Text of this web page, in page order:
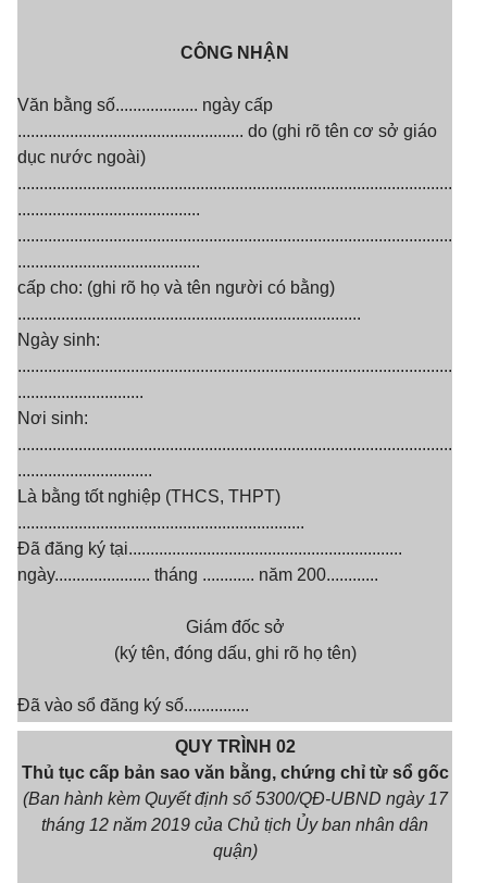
CÔNG NHẬN
Văn bằng số................... ngày cấp
.................................................... do (ghi rõ tên cơ sở giáo
dục nước ngoài)
....................................................................................................
..........................................
....................................................................................................
..........................................
cấp cho: (ghi rõ họ và tên người có bằng)
...............................................................................
Ngày sinh:
....................................................................................................
.............................
Nơi sinh:
....................................................................................................
...............................
Là bằng tốt nghiệp (THCS, THPT)
..................................................................
Đã đăng ký tại...............................................................
ngày...................... tháng ............ năm 200............
Giám đốc sở
(ký tên, đóng dấu, ghi rõ họ tên)
Đã vào sổ đăng ký số...............
QUY TRÌNH 02
Thủ tục cấp bản sao văn bằng, chứng chỉ từ sổ gốc
(Ban hành kèm Quyết định số 5300/QĐ-UBND ngày 17
tháng 12 năm 2019 của Chủ tịch Ủy ban nhân dân
quận)